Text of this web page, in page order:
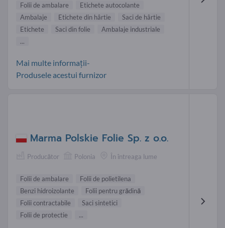
Folii de ambalare
Etichete autocolante
Ambalaje
Etichete din hârtie
Saci de hârtie
Etichete
Saci din folie
Ambalaje industriale
...
Mai multe informații-
Produsele acestui furnizor
Marma Polskie Folie Sp. z o.o.
Producător Polonia În întreaga lume
Folii de ambalare
Folii de polietilena
Benzi hidroizolante
Folii pentru grădină
Folii contractabile
Saci sintetici
Folii de protectie
...